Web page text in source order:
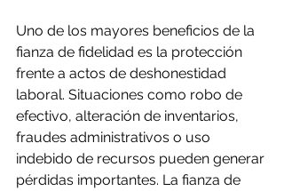
Uno de los mayores beneficios de la
fianza de fidelidad es la protección
frente a actos de deshonestidad
laboral. Situaciones como robo de
efectivo, alteración de inventarios,
fraudes administrativos o uso
indebido de recursos pueden generar
pérdidas importantes. La fianza de